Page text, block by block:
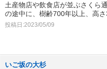
土産物店や飲食店が並ぶさくら
の途中に、樹齢700年以上、高
投稿日:2023/05/09
いご坂の大杉